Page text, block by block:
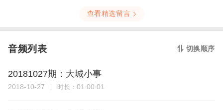
查看精选留言
音频列表 切换顺序
20181027期：大城小事
2018-10-27 时长： 01:00:01